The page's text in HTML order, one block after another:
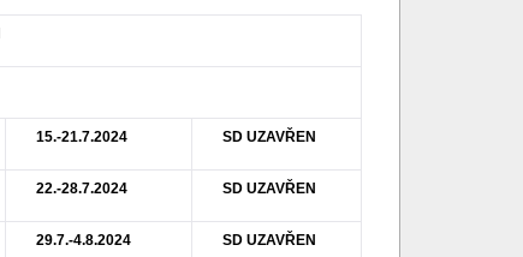
15.-21.7.2024 SD UZAVŘEN
22.-28.7.2024 SD UZAVŘEN
29.7.-4.8.2024 SD UZAVŘEN